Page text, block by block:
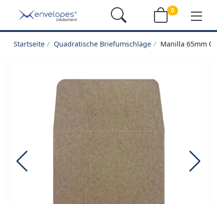
0
Startseite Quadratische Briefumschläge Manilla 65mm